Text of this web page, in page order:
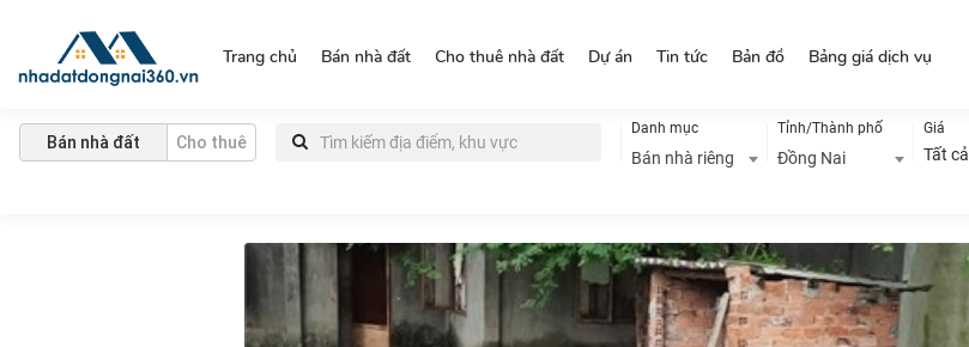
Trang chủ Bán nhà đất Cho thuê nhà đất Dự án Tin tức Bản đồ Bảng giá dịch vụ
Bán nhà đất Cho thuê
Danh mục
Bán nhà riêng
Tỉnh/Thành phố
Đồng Nai
Giá
Tất cả